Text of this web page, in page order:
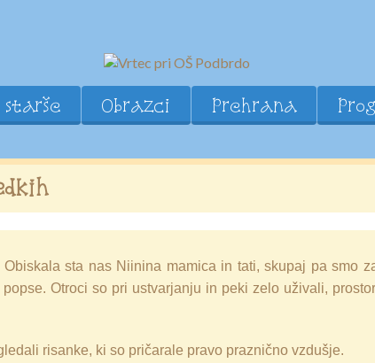
Obrazci Prehrana
sta nas Niinina mamica in tati, skupaj pa smo
Otroci so pri ustvarjanju in peki zelo uživali,
risanke, ki so pričarale pravo praznično vzdušje.